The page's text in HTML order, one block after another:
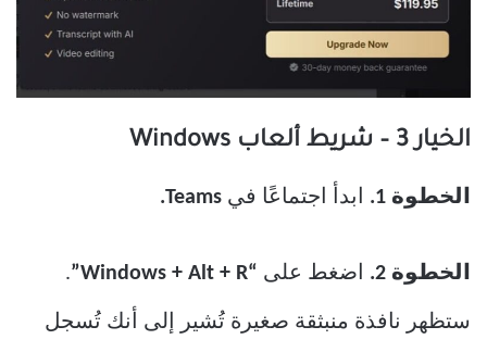
الخيار 3 – شريط ألعاب Windows
الخطوة 1. ابدأ اجتماعًا في Teams.
الخطوة 2. اضغط على “Windows + Alt + R”
.
ستظهر نافذة منبثقة صغيرة تُشير إلى أنك تُسجل